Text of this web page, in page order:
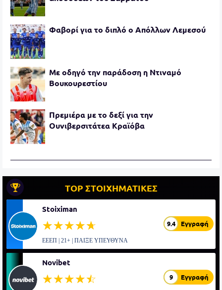
Φαβορί για το διπλό ο Απόλλων Λεμεσού
Με οδηγό την παράδοση η Ντιναμό
Βουκουρεστίου
Πρεμιέρα με το δεξί για την
Ουνιβερσιτάτεα Κραϊόβα
TOP ΣΤΟΙΧΗΜΑΤΙΚΕΣ
Stoiximan
☆☆☆☆☆
★★★★★ 9.4 Εγγραφή
ΕΕΕΠ | 21+ | ΠΑΙΞΕ ΥΠΕΥΘΥΝΑ
Novibet
☆☆☆☆☆
★★★★★ 9 Εγγραφή